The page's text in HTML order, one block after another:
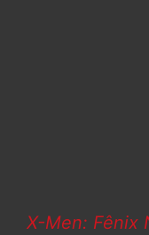
X-Men: Fênix